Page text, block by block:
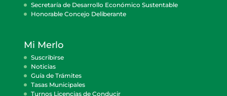
Secretaría de Desarrollo Económico Sustentable
Honorable Concejo Deliberante
Mi Merlo
Suscribirse
Noticias
Guía de Trámites
Tasas Municipales
Turnos Licencias de Conducir